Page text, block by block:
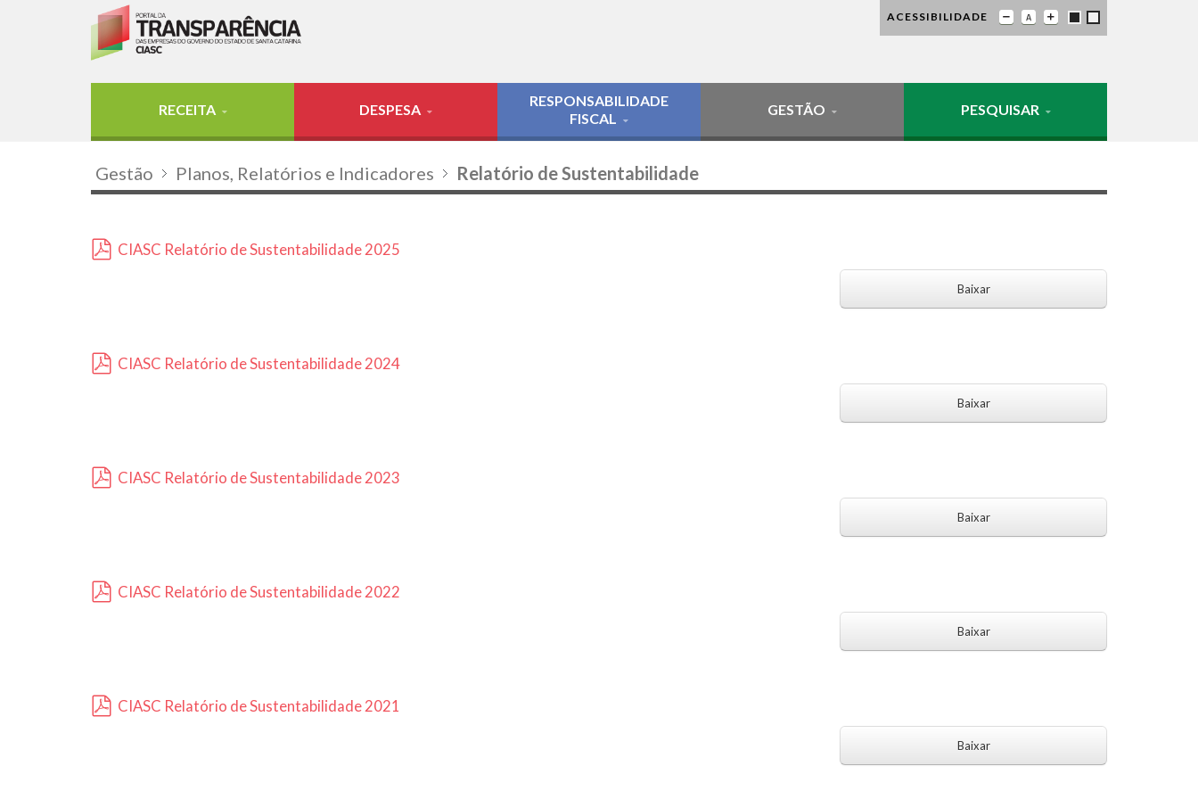
ACESSIBILIDADE
RECEITA DESPESA
RESPONSABILIDADE
FISCAL
GESTÃO PESQUISAR
Gestão Planos, Relatórios e Indicadores Relatório de Sustentabilidade
CIASC Relatório de Sustentabilidade 2025
Baixar
CIASC Relatório de Sustentabilidade 2024
Baixar
CIASC Relatório de Sustentabilidade 2023
Baixar
CIASC Relatório de Sustentabilidade 2022
Baixar
CIASC Relatório de Sustentabilidade 2021
Baixar